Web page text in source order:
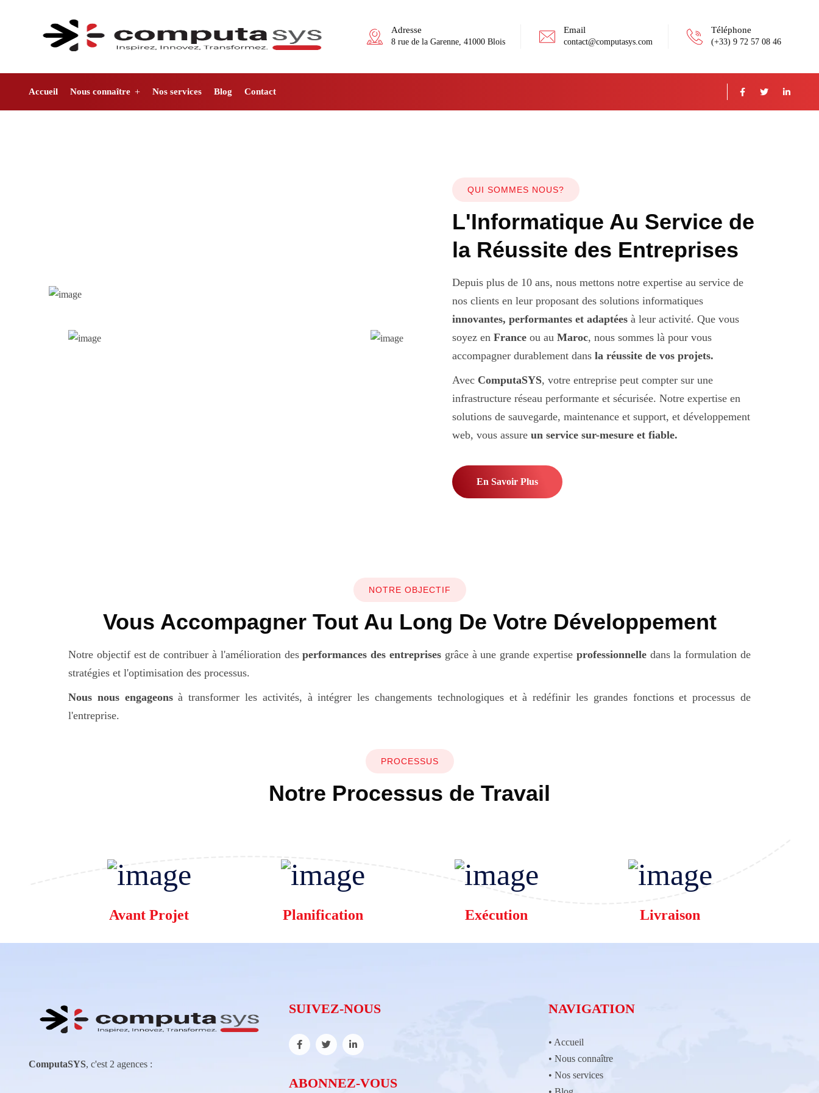
Adresse
8 rue de la Garenne, 41000 Blois
Email
contact@computasys.com
Téléphone
(+33) 9 72 57 08 46
Accueil Nous connaître Nos services Blog Contact
QUI SOMMES NOUS?
L'Informatique Au Service de
la Réussite des Entreprises
Depuis plus de 10 ans, nous mettons notre expertise au service de
nos clients en leur proposant des solutions informatiques
innovantes, performantes et adaptées à leur activité. Que vous
soyez en France ou au Maroc, nous sommes là pour vous
accompagner durablement dans la réussite de vos projets.
Avec ComputaSYS, votre entreprise peut compter sur une
infrastructure réseau performante et sécurisée. Notre expertise en
solutions de sauvegarde, maintenance et support, et développement
web, vous assure un service sur-mesure et fiable.
En Savoir Plus
NOTRE OBJECTIF
Vous Accompagner Tout Au Long De Votre Développement
Notre objectif est de contribuer à l'amélioration desperformances des entreprises grâce à une grande expertise professionnelledans la formulation de
stratégies et l'optimisation des processus.
Nous nous engageonsà transformer les activités, à intégrer les changements technologiques et à redéfinir les grandes fonctions et processus de
l'entreprise.
PROCESSUS
Notre Processus de Travail
Avant Projet Planification Exécution Livraison
ComputaSYS, c'est 2 agences :
SUIVEZ-NOUS
ABONNEZ-VOUS
NAVIGATION
• Accueil
•Nous connaître
•Nos services